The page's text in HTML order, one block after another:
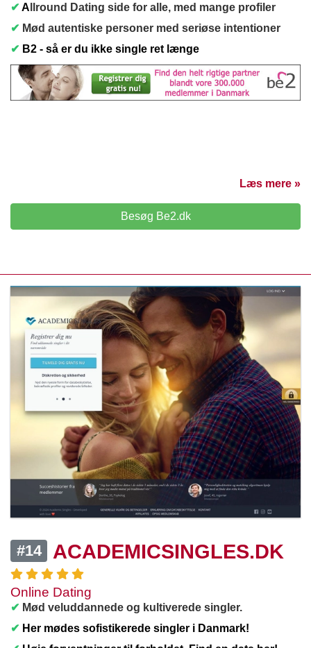
✔ A llround Dating side for alle, med mange profiler
✔ Mød autentiske personer med seriøse intentioner
✔ B2 - så er du ikke single ret længe
Læs mere »
Besøg Be2.dk
#14 ACADEMICSINGLES.DK
Online Dating
✔ Mød veluddannede og kultiverede singler.
✔ Her mødes sofistikerede singler i Danmark!